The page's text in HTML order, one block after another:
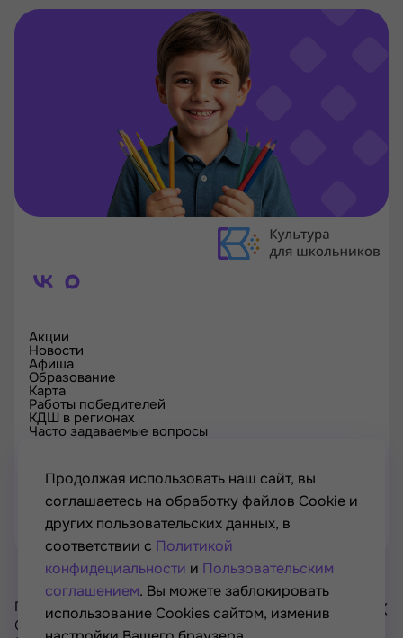
Акции
Новости
Афиша
Образование
Карта
Работы победителей
КДШ в регионах
Часто задаваемые вопросы
Проверка сертификата
Контакты
Проект Минкультуры России, Минпросвещения России
© РОСКУЛЬТПРОЕКТ, Российский фонд культуры, 2021—
Продолжая использовать наш сайт, вы
соглашаетесь на обработку файлов Cookie и
других пользовательских данных, в
соответствии с Политикой
конфидециальности и Пользовательским
соглашением. Вы можете заблокировать
использование Cookies сайтом, изменив